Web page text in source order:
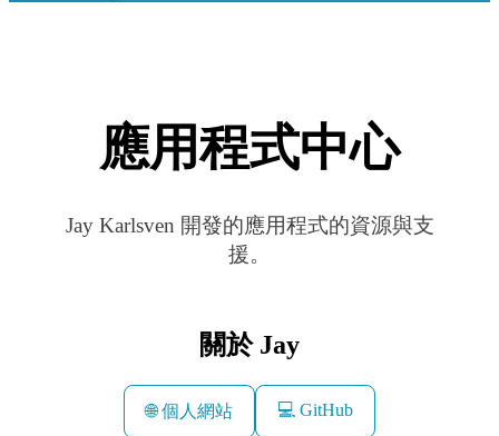
應用程式中心
Jay Karlsven 開發的應用程式的資源與支
援。
關於 Jay
🌐 個人網站 💻 GitHub